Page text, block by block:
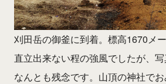
刈田岳の御釜に到着。標高1670メ
直立出来ない程の強風でしたが、
なんとも残念です。山頂の神社で